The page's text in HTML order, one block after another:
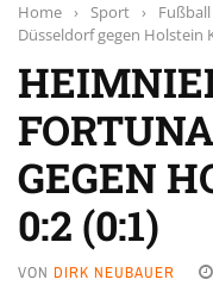
Home › Sport › Fußball
Düsseldorf gegen Holstein
GEGEN
0:2 (0:1)
VON DIRK NEUBAUER